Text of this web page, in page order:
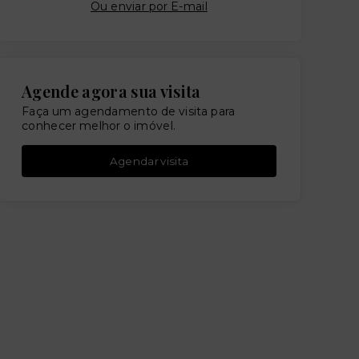
Ou enviar por E-mail
Agende agora sua visita
Faça um agendamento de visita para
conhecer melhor o imóvel.
Agendar visita